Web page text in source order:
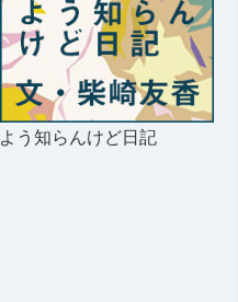
よう知らんけど日記